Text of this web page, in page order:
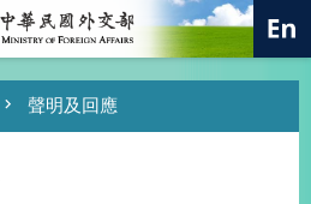
聲明及回應